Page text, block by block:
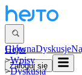
GłównaDyskusje
Zaloguj się
Hejto
>Wpisy
>Dyskusja